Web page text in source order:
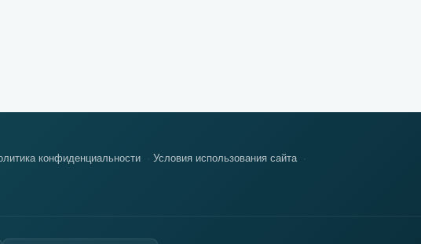
конфиденциальности
Условия использования сайта